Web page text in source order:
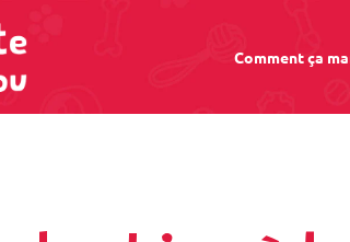
Comment ça